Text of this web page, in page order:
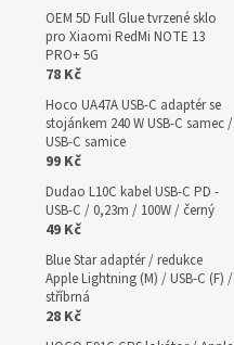
OEM 5D Full Glue tvrzené sklo
pro Xiaomi RedMi NOTE 13
PRO+ 5G
78 Kč
Hoco UA47A USB-C adaptér se
stojánkem 240 W USB-C samec /
USB-C samice
99 Kč
Dudao L10C kabel USB-C PD -
USB-C / 0,23m / 100W / černý
49 Kč
Blue Star adaptér / redukce
Apple Lightning (M) / USB-C (F) /
stříbrná
28 Kč